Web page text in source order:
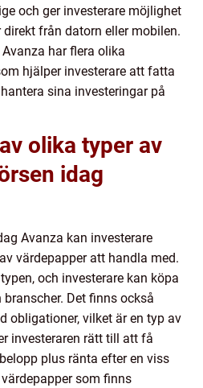
och ger investerare möjlighet
från datorn eller mobilen.
har flera olika
hjälper investerare att fatta
sina investeringar på
olika typer av
idag
Avanza kan investerare
värdepapper att handla med.
och investerare kan köpa
Det finns också
obligationer, vilket är en typ av
investeraren rätt till att få
plus ränta efter en viss
som finns